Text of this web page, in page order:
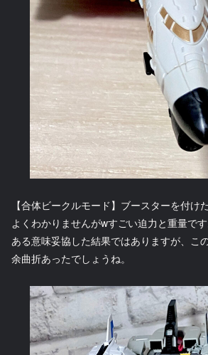
【合体ビークルモード】ブースターを付け
よくわかりませんがwすごい迫力と重量で
ある意味妥協した結果ではありますが、こ
余曲折あったでしょうね。